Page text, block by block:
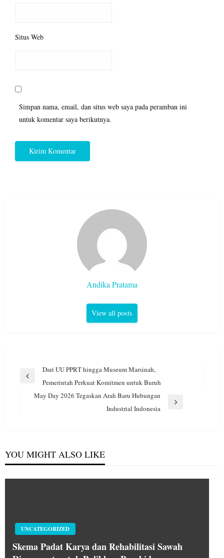
Situs Web
Simpan nama, email, dan situs web saya pada peramban ini
untuk komentar saya berikutnya.
Andika Pratama
View all posts
Navigasi
pos
Previous
Dari UU PPRT hingga Museum Marsinah,
Pemerintah Perkuat Komitmen untuk Buruh
May Day 2026 Tegaskan Arah Baru Hubungan
Industrial Indonesia
YOU MIGHT ALSO LIKE
UNCATEGORIZED
Skema Padat Karya dan Rehabilitasi Sawah